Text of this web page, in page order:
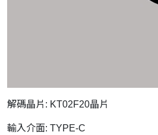
解碼晶片: KT02F20晶片
輸入介面: TYPE-C